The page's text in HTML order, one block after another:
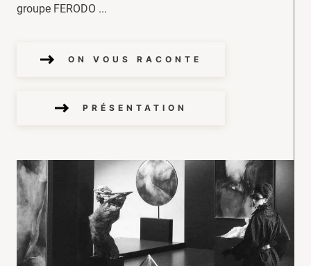
groupe FERODO ...
ON VOUS RACONTE
PRÉSENTATION